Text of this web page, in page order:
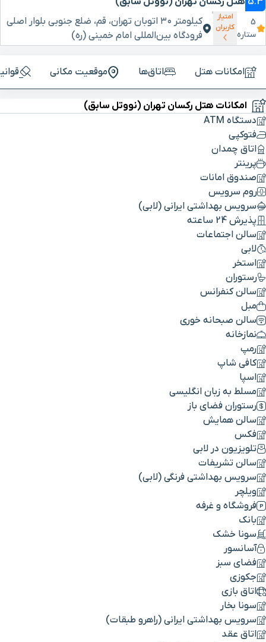
5
ستاره
امتیاز
کاربران
کیلومتر ۳۰ اتوبان تهران، قم، ضلع جنوبی بلوار اصلی
فرودگاه بین‌المللی امام خمینی (ره)
امکانات هتل اتاق‌ها موقعیت مکانی
امکانات هتل رکسان تهران (نووتل سابق)
دستگاه ATM
فتوکپی
اتاق چمدان
پرینتر
صندوق امانات
روم سرویس
سرویس بهداشتی ایرانی (لابی)
پذیرش 24 ساعته
سالن اجتماعات
لابی
استخر
رستوران
سالن کنفرانس
مبل
سالن صبحانه خوری
نمازخانه
رمپ
کافی شاپ
اسپا
مسلط به زبان انگلیسی
رستوران فضای باز
سالن همایش
فکس
تلویزیون در لابی
سالن تشریفات
سرویس بهداشتی فرنگی (لابی)
ویلچر
فروشگاه و غرفه
بانک
سونا خشک
آسانسور
فضای سبز
جکوزی
اتاق بازی
سونا بخار
سرویس بهداشتی ایرانی (راهرو طبقات)
اتاق عقد